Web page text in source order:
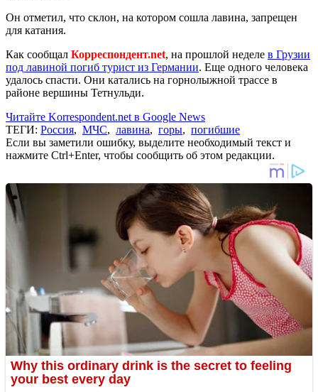
Он отметил, что склон, на котором сошла лавина, запрещен
для катания.
Как сообщал Корреспондент.net, на прошлой неделе в Грузии
под лавиной погиб турист из Германии. Еще одного человека
удалось спасти. Они катались на горнолыжной трассе в
районе вершины Тетнульди.
Читайте Korrespondent.net в Google News
ТЕГИ: Россия, МЧС, лавина, горы, погибшие
Если вы заметили ошибку, выделите необходимый текст и
нажмите Ctrl+Enter, чтобы сообщить об этом редакции.